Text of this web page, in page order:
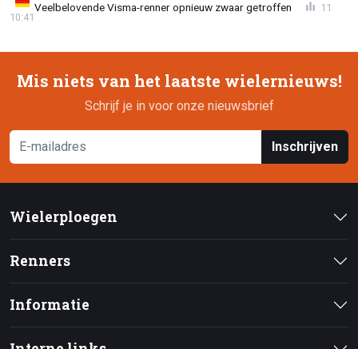
Veelbelovende Visma-renner opnieuw zwaar getroffen
10:41
11
Mis niets van het laatste wielernieuws!
Schrijf je in voor onze nieuwsbrief
Inschrijven
Wielerploegen
Renners
Informatie